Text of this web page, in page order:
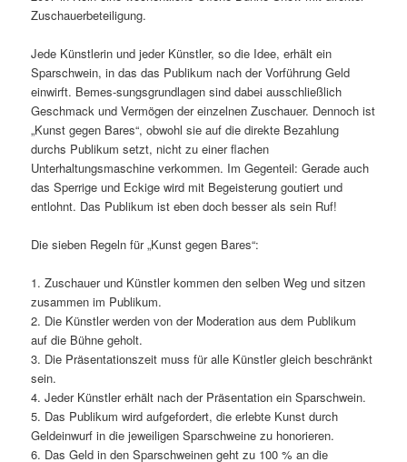
Zuschauerbeteiligung.
Jede Künstlerin und jeder Künstler, so die Idee, erhält ein
Sparschwein, in das das Publikum nach der Vorführung Geld
einwirft. Bemes-sungsgrundlagen sind dabei ausschließlich
Geschmack und Vermögen der einzelnen Zuschauer. Dennoch ist
„Kunst gegen Bares“, obwohl sie auf die direkte Bezahlung
durchs Publikum setzt, nicht zu einer flachen
Unterhaltungsmaschine verkommen. Im Gegenteil: Gerade auch
das Sperrige und Eckige wird mit Begeisterung goutiert und
entlohnt. Das Publikum ist eben doch besser als sein Ruf!
Die sieben Regeln für „Kunst gegen Bares“:
1. Zuschauer und Künstler kommen den selben Weg und sitzen
zusammen im Publikum.
2. Die Künstler werden von der Moderation aus dem Publikum
auf die Bühne geholt.
3. Die Präsentationszeit muss für alle Künstler gleich beschränkt
sein.
4. Jeder Künstler erhält nach der Präsentation ein Sparschwein.
5. Das Publikum wird aufgefordert, die erlebte Kunst durch
Geldeinwurf in die jeweiligen Sparschweine zu honorieren.
6. Das Geld in den Sparschweinen geht zu 100 % an die